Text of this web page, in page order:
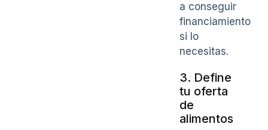
a conseguir
financiamiento
si lo
necesitas.
3. Define
tu oferta
de
alimentos